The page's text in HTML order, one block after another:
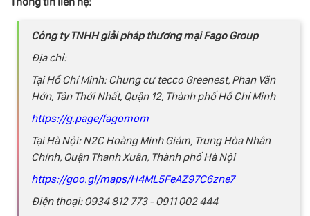
Công ty TNHH giải pháp thương mại Fago Group
Địa chỉ:
Tại Hồ Chí Minh: Chung cư tecco Greenest, Phan Văn
Hớn, Tân Thới Nhất, Quận 12, Thành phố Hồ Chí Minh
https://g.page/fagomom
Tại Hà Nội: N2C Hoàng Minh Giám, Trung Hòa Nhân
Chính, Quận Thanh Xuân, Thành phố Hà Nội
https://goo.gl/maps/H4ML5FeAZ97C6zne7
Điện thoại: 0934 812 773 - 0911 002 444